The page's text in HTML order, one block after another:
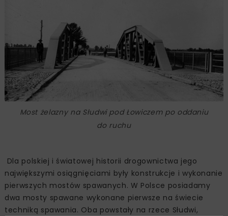
Most żelazny na Słudwi pod Łowiczem po oddaniu
do ruchu
Dla polskiej i światowej historii drogownictwa jego
największymi osiągnięciami były konstrukcje i wykonanie
pierwszych mostów spawanych. W Polsce posiadamy
dwa mosty spawane wykonane pierwsze na świecie
techniką spawania. Oba powstały na rzece Słudwi,